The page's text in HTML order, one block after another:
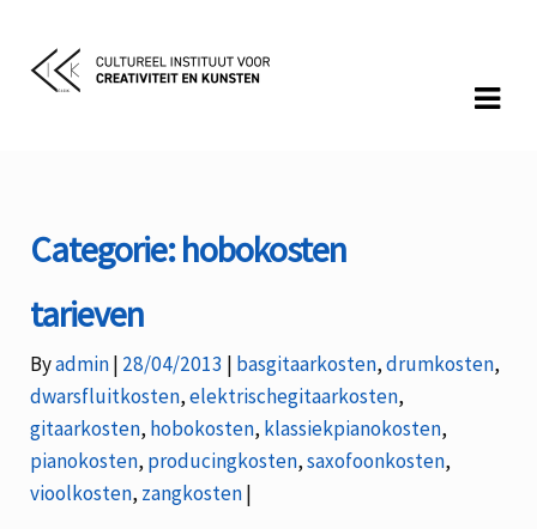
Skip
to
Skip
to
Categorie:hobokosten
tarieven
Byadmin 28/04/2013 Categories:
basgitaarkosten,drumkosten,
dwarsfluitkosten,elektrischegitaarkosten,
gitaarkosten,hobokosten,klassiekpianokosten,
pianokosten,producingkosten,saxofoonkosten,
vioolkosten,zangkosten